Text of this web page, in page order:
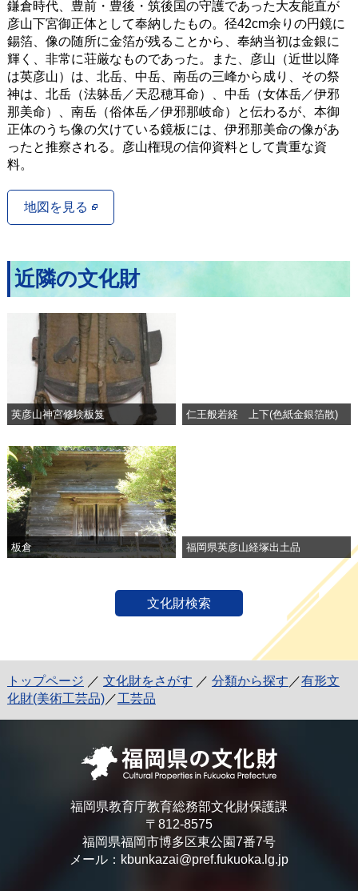
鎌倉時代、豊前・豊後・筑後国の守護であった大友能直が
彦山下宮御正体として奉納したもの。径42cm余りの円鏡に
錫箔、像の随所に金箔が残ることから、奉納当初は金銀に
輝く、非常に荘厳なものであった。また、彦山（近世以降
は英彦山）は、北岳、中岳、南岳の三峰から成り、その祭
神は、北岳（法躰岳／天忍穂耳命）、中岳（女体岳／伊邪
那美命）、南岳（俗体岳／伊邪那岐命）と伝わるが、本御
正体のうち像の欠けている鏡板には、伊邪那美命の像があ
ったと推察される。彦山権現の信仰資料として貴重な資
料。
地図を見る
近隣の文化財
英彦山神宮修験板笈 仁王般若経 上下(色紙金銀箔散)
板倉 福岡県英彦山経塚出土品
文化財検索
トップページ ／ 文化財をさがす ／ 分類から探す ／有形文
化財(美術工芸品)／工芸品
福岡県教育庁教育総務部文化財保護課
〒812-8575
福岡県福岡市博多区東公園7番7号
メール：kbunkazai@pref.fukuoka.lg.jp